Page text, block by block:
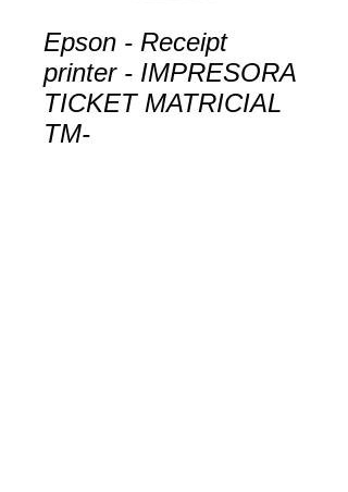
Epson - Receipt
printer - IMPRESORA
TICKET MATRICIAL
TM-